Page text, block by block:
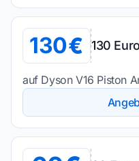
130 130
auf Dyson V16 Piston